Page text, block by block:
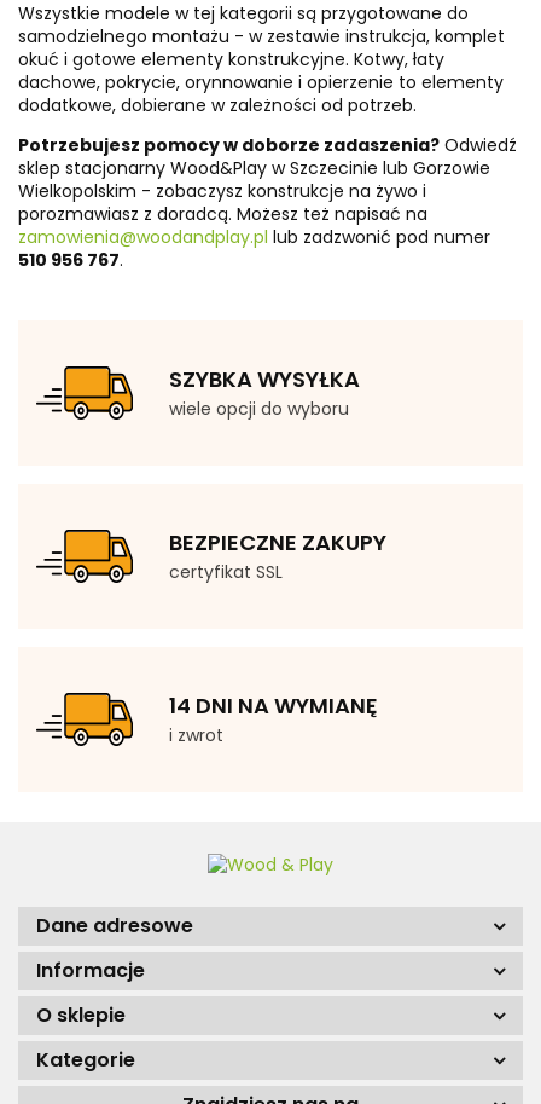
Wszystkie modele w tej kategorii są przygotowane do
samodzielnego montażu - w zestawie instrukcja, komplet
okuć i gotowe elementy konstrukcyjne. Kotwy, łaty
dachowe, pokrycie, orynnowanie i opierzenie to elementy
dodatkowe, dobierane w zależności od potrzeb.
Potrzebujesz pomocy w doborze zadaszenia? Odwiedź
sklep stacjonarny Wood&Play w Szczecinie lub Gorzowie
Wielkopolskim - zobaczysz konstrukcje na żywo i
porozmawiasz z doradcą. Możesz też napisać na
zamowienia@woodandplay.pl lub zadzwonić pod numer
510 956 767.
SZYBKA WYSYŁKA
wiele opcji do wyboru
BEZPIECZNE ZAKUPY
certyfikat SSL
14 DNI NA WYMIANĘ
i zwrot
Dane adresowe
Informacje
O sklepie
Kategorie